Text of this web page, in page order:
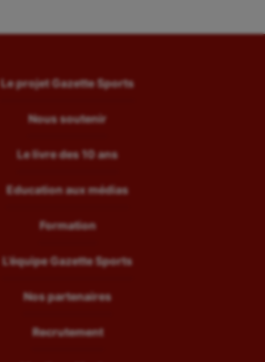
Le projet Gazette Sports
Nous soutenir
Le livre des 10 ans
Education aux médias
Formation
L’équipe Gazette Sports
Nos partenaires
Recrutement